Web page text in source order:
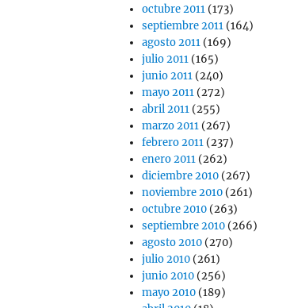
octubre 2011 (173)
septiembre 2011 (164)
agosto 2011 (169)
julio 2011 (165)
junio 2011 (240)
mayo 2011 (272)
abril 2011 (255)
marzo 2011 (267)
febrero 2011 (237)
enero 2011 (262)
diciembre 2010 (267)
noviembre 2010 (261)
octubre 2010 (263)
septiembre 2010 (266)
agosto 2010 (270)
julio 2010 (261)
junio 2010 (256)
mayo 2010 (189)